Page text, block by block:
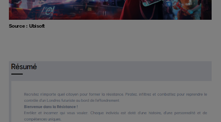
Source : Ubisoft